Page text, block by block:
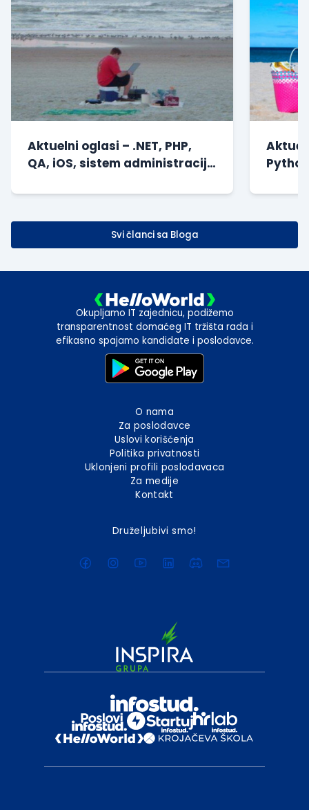
Aktuelni oglasi – .NET, PHP,
QA, iOS, sistem administracija
Svi članci sa Bloga
Okupljamo IT zajednicu, podižemo
transparentnost domaćeg IT tržišta rada i
efikasno spajamo kandidate i poslodavce.
O nama
Za poslodavce
Uslovi korišćenja
Politika privatnosti
Uklonjeni profili poslodavaca
Za medije
Kontakt
Druželjubivi smo!